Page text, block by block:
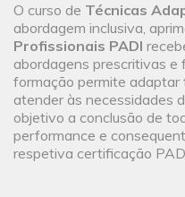
O curso de Técnicas
abordagem inclusiva,
Profissionais PADI
abordagens prescritivas e
formação permite adaptar
atender às necessidades
objetivo a conclusão de
performance e
respetiva certificação